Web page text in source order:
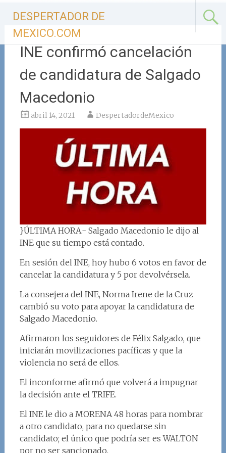
contenido
DESPERTADOR DE
MEXICO.COM
INE confirmó cancelación
de candidatura de Salgado
Macedonio
abril 14, 2021 DespertadordeMexico
}ÚLTIMA HORA.- Salgado Macedonio le dijo al
INE que su tiempo está contado.
En sesión del INE, hoy hubo 6 votos en favor de
cancelar la candidatura y 5 por devolvérsela.
La consejera del INE, Norma Irene de la Cruz
cambió su voto para apoyar la candidatura de
Salgado Macedonio.
Afirmaron los seguidores de Félix Salgado, que
iniciarán movilizaciones pacíficas y que la
violencia no será de ellos.
El inconforme afirmó que volverá a impugnar
la decisión ante el TRIFE.
El INE le dio a MORENA 48 horas para nombrar
a otro candidato, para no quedarse sin
candidato; el único que podría ser es WALTON
por no ser sancionado.